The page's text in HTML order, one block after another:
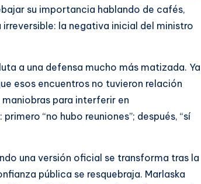
su importancia hablando de cafés,
la negativa inicial del ministro
a una defensa mucho más matizada. Ya
esos encuentros no tuvieron relación
para interferir en
“no hubo reuniones”; después, “sí
una versión oficial se transforma tras la
pública se resquebraja. Marlaska